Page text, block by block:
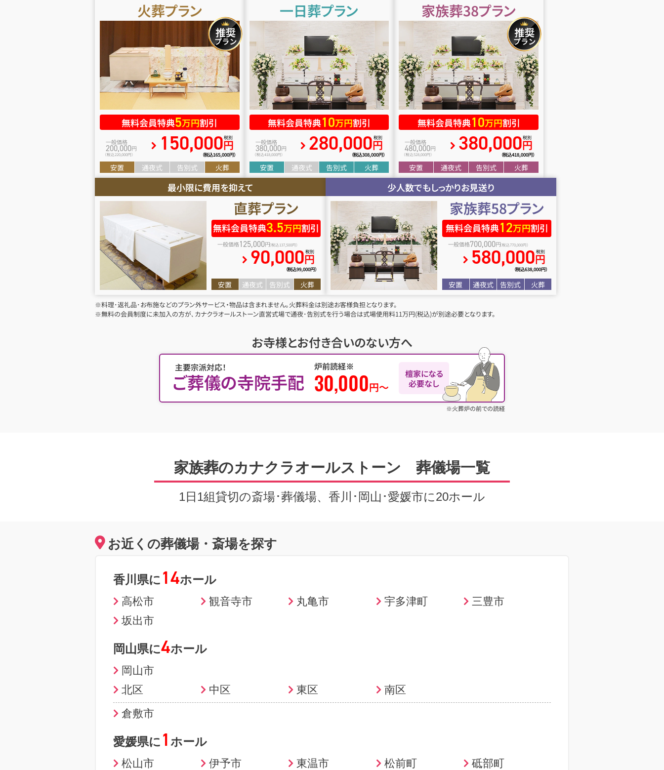
火葬プラン
無料会員特典5万円割引
一般価格
200,000円
（税込220000円） 150,000円
税別
（税込165,000円）
安置 通夜式 告別式 火葬
一日葬プラン
無料会員特典10万円割引
一般価格
380,000円
（税込418,000円） 280,000円
税別
（税込308,000円）
安置 通夜式 告別式 火葬
家族葬38プラン
無料会員特典10万円割引
一般価格
480,000円
（税込528,000円） 380,000円
税別
（税込418,000円）
安置 通夜式 告別式 火葬
最小限に費用を抑えて
直葬プラン
無料会員特典3.5万円割引
一般価格125,000円（税込137,500円）
90,000円
税別
（税込99,000円）
安置 通夜式 告別式 火葬
少人数でもしっかりお見送り
家族葬58プラン
無料会員特典12万円割引
一般価格700,000円（税込770,000円）
580,000円
税別
（税込638,000円）
安置 通夜式 告別式 火葬
※料理･返礼品･お布施などのプラン外サービス・物品は含まれません。火葬料金は別途お客様負担となります。
※無料の会員制度に未加入の方が､カナクラオールストーン直営式場で通夜･告別式を行う場合は式場使用料11万円(税込)が別途必要となります。
お寺様とお付き合いのない方へ
主要宗派対応！
ご葬儀の寺院手配
炉前読経※
30,000円〜
檀家になる
必要なし
※火葬炉の前での読経
家族葬のカナクラオールストーン 葬儀場一覧
1日1組貸切の斎場･葬儀場、 香川･岡山･愛媛市に20ホール
お近くの葬儀場・斎場を探す
香川県に 14ホール
高松市 観音寺市 丸亀市 宇多津町
三豊市
坂出市
岡山県に4ホール
岡山市
北区
中区 東区
南区
倉敷市
愛媛県に 1 ホール
松山市 伊予市 東温市 松前町 砥部町